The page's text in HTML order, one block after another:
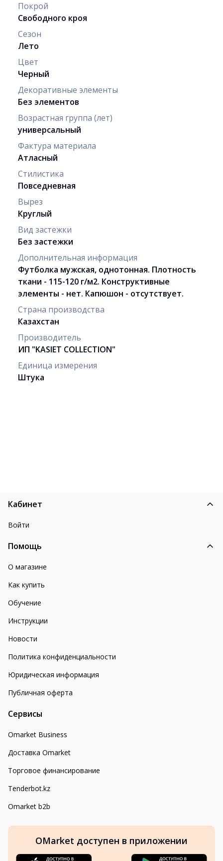
Покрой
Свободного кроя
Сезон
Лето
Цвет
Черный
Декоративные элементы
Без элементов
Возрастная группа (лет)
универсальный
Фактура материала
Атласный
Стилистика
Повседневная
Вырез
Круглый
Вид застежки
Без застежки
Дополнительная информация
Футболка мужская, однотонная. Плотность
ткани - 115-120 г/м2. Конструктивные
элементы - нет. Капюшон - отсутствует.
Страна производства
Казахстан
Производитель
ИП "KASIET COLLECTION"
Единица измерения
Штука
Кабинет
Войти
Помощь
О магазине
Как купить
Обучение
Инструкции
Новости
Политика конфиденциальности
Юридическая информация
Публичная оферта
Сервисы
Omarket Business
Доставка Omarket
Торговое финансирование
Tenderbot.kz
Omarket b2b
OMarket доступен в приложении